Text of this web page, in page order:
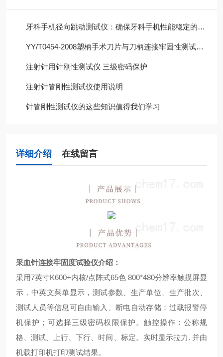
牙科手机径向跳动测试仪：确保牙科手机性能稳定的重要手段
YY/T0454-2008塑柄手术刀片与刀柄连接牢固性测试仪介绍
注射针用针刚性测试仪 三级密码保护
注射针管刚性测试仪使用说明
针管刚性测试仪的这些知识值得我们学习
详细介绍 在线留言
采血针连接牢固度试验仪介绍：
采用7英寸K600+内核/点阵式65色 800*480分辨率触摸屏显
示，中英文菜单显示，测试参数、生产单位、生产批次、
测试人员等信息可自由输入、断电自动存储；过载报警停
机保护；可选择三级密码权限保护。触控操作：公称规
格、测试、上行、下行、时间、标定。实时显示拉力. 并由
机载打印机打印测试结果。